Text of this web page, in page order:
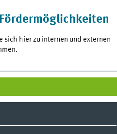
sich hier zu internen und externen